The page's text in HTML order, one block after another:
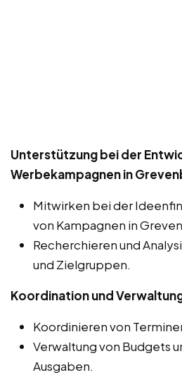
Unterstützung bei der
Werbekampagnen in
Mitwirken bei der
von Kampagnen in
Recherchieren und
und Zielgruppen.
Koordination und
Koordinieren von
Verwaltung von Budgets
Ausgaben.